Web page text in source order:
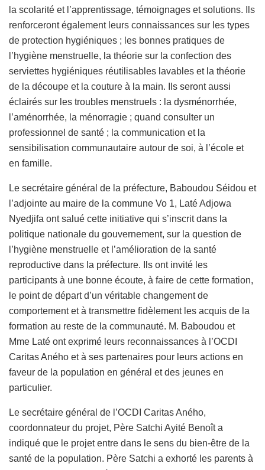
la scolarité et l’apprentissage, témoignages et solutions. Ils
renforceront également leurs connaissances sur les types
de protection hygiéniques ; les bonnes pratiques de
l’hygiène menstruelle, la théorie sur la confection des
serviettes hygiéniques réutilisables lavables et la théorie
de la découpe et la couture à la main. Ils seront aussi
éclairés sur les troubles menstruels : la dysménorrhée,
l’aménorrhée, la ménorragie ; quand consulter un
professionnel de santé ; la communication et la
sensibilisation communautaire autour de soi, à l’école et
en famille.
Le secrétaire général de la préfecture, Baboudou Séidou et
l’adjointe au maire de la commune Vo 1, Laté Adjowa
Nyedjifa ont salué cette initiative qui s’inscrit dans la
politique nationale du gouvernement, sur la question de
l’hygiène menstruelle et l’amélioration de la santé
reproductive dans la préfecture. Ils ont invité les
participants à une bonne écoute, à faire de cette formation,
le point de départ d’un véritable changement de
comportement et à transmettre fidèlement les acquis de la
formation au reste de la communauté. M. Baboudou et
Mme Laté ont exprimé leurs reconnaissances à l’OCDI
Caritas Aného et à ses partenaires pour leurs actions en
faveur de la population en général et des jeunes en
particulier.
Le secrétaire général de l’OCDI Caritas Aného,
coordonnateur du projet, Père Satchi Ayité Benoît a
indiqué que le projet entre dans le sens du bien-être de la
santé de la population. Père Satchi a exhorté les parents à